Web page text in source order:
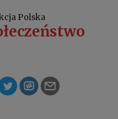
Polska